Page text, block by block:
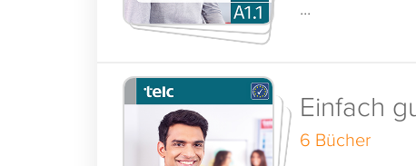
...
Einfach
6 Bücher